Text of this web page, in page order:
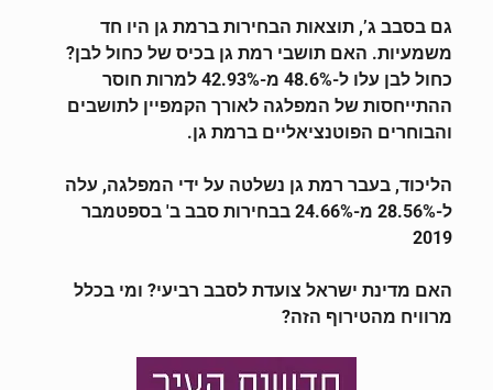
גם בסבב ג’, תוצאות הבחירות ברמת גן היו חד
משמעיות. האם תושבי רמת גן בכיס של כחול לבן?
כחול לבן עלו ל-48.6% מ-42.93% למרות חוסר
ההתייחסות של המפלגה לאורך הקמפיין לתושבים
והבוחרים הפוטנציאליים ברמת גן.
הליכוד, בעבר רמת גן נשלטה על ידי המפלגה, עלה
ל-28.56% מ-24.66% בבחירות סבב ב' בספטמבר
2019
האם מדינת ישראל צועדת לסבב רביעי? ומי בכלל
מרוויח מהטירוף הזה?